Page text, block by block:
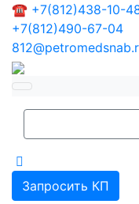
☎ +7(812)438-10-
+7(812)490-67-04
Запросить КП